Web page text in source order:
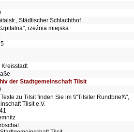
Städtischer Schlachthof
rzeźnia miejska
Kreisstadt
der Stadtgemeinschaft Tilsit
zu Tilsit finden Sie im \\"Tilsiter Rundbrief\\",
Tilsit e.V.